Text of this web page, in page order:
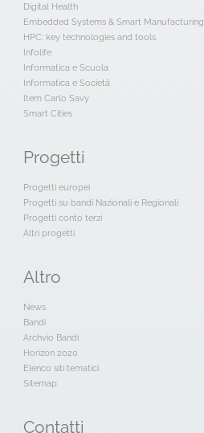
Digital Health
Embedded Systems & Smart Manufacturing
HPC: key technologies and tools
Infolife
Informatica e Scuola
Informatica e Società
Item Carlo Savy
Smart Cities
Progetti
Progetti europei
Progetti su bandi Nazionali e Regionali
Progetti conto terzi
Altri progetti
Altro
News
Bandi
Archvio Bandi
Horizon 2020
Elenco siti tematici
Sitemap
Contatti